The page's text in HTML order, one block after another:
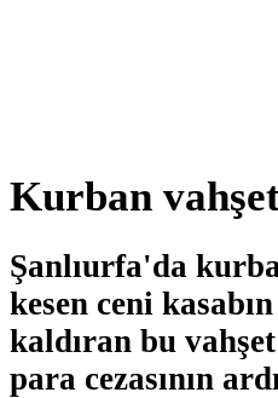
Kurban
Şanlıurfa'da
kesen ceni
kaldıran bu
para cezasının